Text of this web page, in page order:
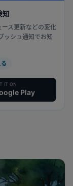
知
ス更新などの変化
ッシュ通知でお知
IT ON
Play